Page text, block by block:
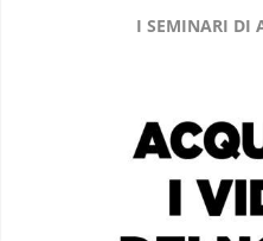
I SEMINARI DI